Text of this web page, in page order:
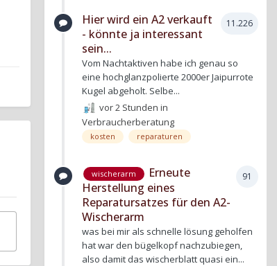
11.226
Hier wird ein A2 verkauft
- könnte ja interessant
sein...
Vom Nachtaktiven habe ich genau so
eine hochglanzpolierte 2000er Jaipurrote
Kugel abgeholt. Selbe...
vor 2 Stunden in
Verbraucherberatung
kosten reparaturen
91
wischerarm
Erneute
Herstellung eines
Reparatursatzes für den A2-
Wischerarm
was bei mir als schnelle lösung geholfen
hat war den bügelkopf nachzubiegen,
also damit das wischerblatt quasi ein...